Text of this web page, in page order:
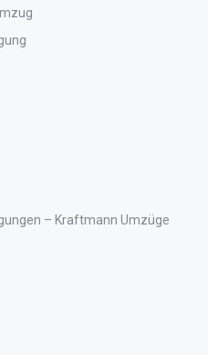
– Kraftmann Umzüge